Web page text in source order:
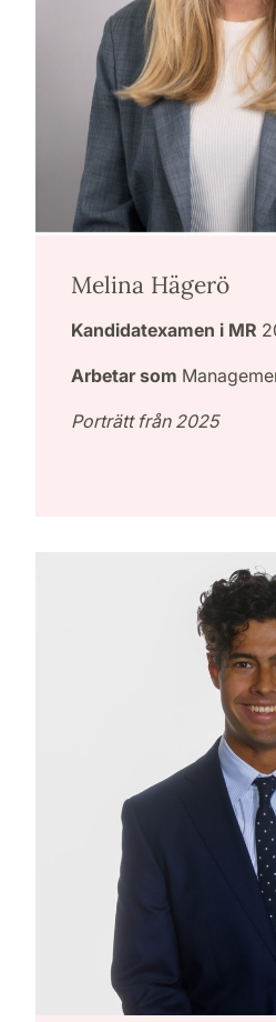
Melina Hägerö
Kandidatexamen i MR
Arbetar som
Porträtt från 2025